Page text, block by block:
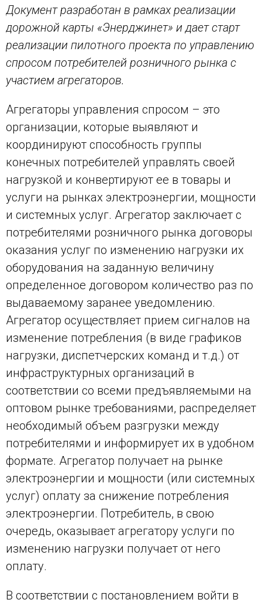
Документ разработан в рамках реализации
дорожной карты «Энерджинет» и дает старт
реализации пилотного проекта по управлению
спросом потребителей розничного рынка с
участием агрегаторов.
Агрегаторы управления спросом – это
организации, которые выявляют и
координируют способность группы
конечных потребителей управлять своей
нагрузкой и конвертируют ее в товары и
услуги на рынках электроэнергии, мощности
и системных услуг. Агрегатор заключает с
потребителями розничного рынка договоры
оказания услуг по изменению нагрузки их
оборудования на заданную величину
определенное договором количество раз по
выдаваемому заранее уведомлению.
Агрегатор осуществляет прием сигналов на
изменение потребления (в виде графиков
нагрузки, диспетчерских команд и т.д.) от
инфраструктурных организаций в
соответствии со всеми предъявляемыми на
оптовом рынке требованиями, распределяет
необходимый объем разгрузки между
потребителями и информирует их в удобном
формате. Агрегатор получает на рынке
электроэнергии и мощности (или системных
услуг) оплату за снижение потребления
электроэнергии. Потребитель, в свою
очередь, оказывает агрегатору услуги по
изменению нагрузки получает от него
оплату.
В соответствии с постановлением войти в